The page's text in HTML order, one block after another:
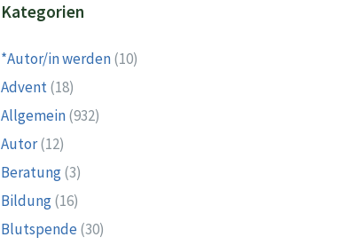
Kategorien
*Autor/in werden(10)
Advent(18)
Allgemein(932)
Autor(12)
Beratung(3)
Bildung(16)
Blutspende (30)